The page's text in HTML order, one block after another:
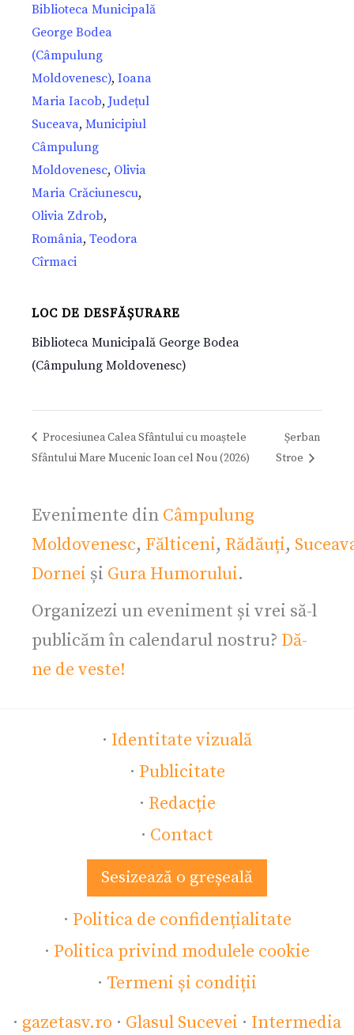
Biblioteca Municipală
George Bodea
(Câmpulung
Moldovenesc), Ioana
Maria Iacob, Județul
Suceava, Municipiul
Câmpulung
Moldovenesc, Olivia
Maria Crăciunescu,
Olivia Zdrob,
România, Teodora
Cîrmaci
LOC DE DESFĂȘURARE
Biblioteca Municipală George Bodea
(Câmpulung Moldovenesc)
Procesiunea Calea Sfântului cu moaștele
Sfântului Mare Mucenic Ioan cel Nou (2026)
Șerban
Stroe
Evenimente din Câmpulung
Moldovenesc, Fălticeni, Rădăuți,
Dornei și Gura Humorului.
Organizezi un eveniment și vrei să-l
publicăm în calendarul nostru? Dă-
ne de veste!
· Identitate vizuală
· Publicitate
· Redacție
· Contact
Sesizează o greșeală
· Politica de confidențialitate
· Politica privind modulele cookie
· Termeni și condiții
· gazetasv.ro · Glasul Sucevei · Intermedia